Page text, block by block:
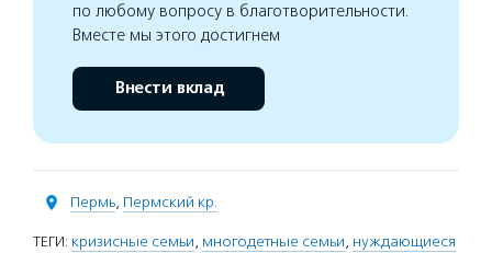
по любому вопросу в благотворительности.
Вместе мы этого достигнем
Внести вклад
Пермь, Пермский кр.
ТЕГИ: кризисные семьи, многодетные семьи, нуждающиеся